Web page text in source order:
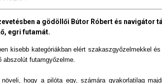
a gödöllői Bútor Róbert és navigátor
egri futamát.
kisebb kategóriákban elért szakaszgyőzelmekkel
abszolút futamgyőzelme.
hogy a pilóta egy, számára gyakorlatilag